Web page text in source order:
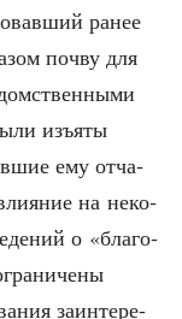
ранее
поч­ву для
изъ­яты
ему отча­
на неко­
о «бла­го­
заин­те­ре­